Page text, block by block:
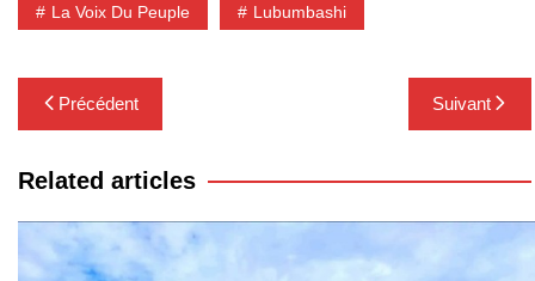
La Voix Du Peuple Lubumbashi
Navigation
de
l’article
Précédent Suivant
Related articles